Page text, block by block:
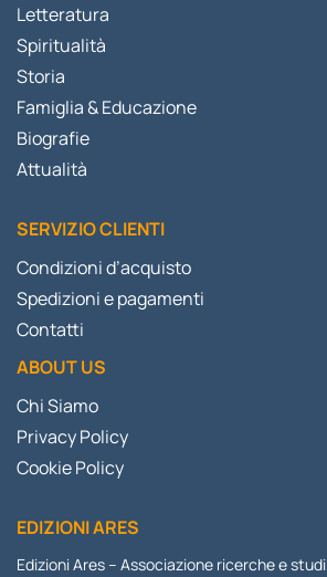
Letteratura
Spiritualità
Storia
Famiglia & Educazione
Biografie
Attualità
SERVIZIO CLIENTI
Condizioni d’acquisto
Spedizioni e pagamenti
Contatti
ABOUT US
Chi Siamo
Privacy Policy
Cookie Policy
EDIZIONI ARES
Edizioni Ares – Associazione ricerche e studi